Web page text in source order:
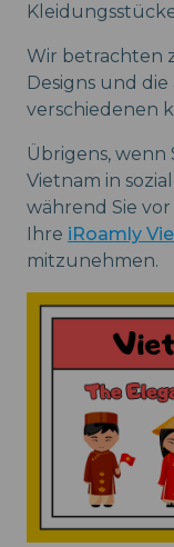
Wir betrachten
Designs und
verschiedenen
Übrigens, wenn
Vietnam in
während Sie
Ihre iRoamly
mitzunehmen.